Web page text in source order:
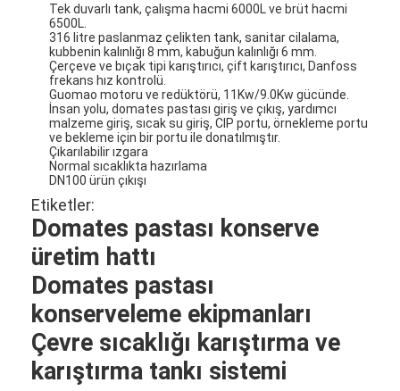
Tek duvarlı tank, çalışma hacmi 6000L ve brüt hacmi
6500L.
316 litre paslanmaz çelikten tank, sanitar cilalama,
kubbenin kalınlığı 8 mm, kabuğun kalınlığı 6 mm.
Çerçeve ve bıçak tipi karıştırıcı, çift karıştırıcı, Danfoss
frekans hız kontrolü.
Guomao motoru ve redüktörü, 11Kw/9.0Kw gücünde.
İnsan yolu, domates pastası giriş ve çıkış, yardımcı
malzeme giriş, sıcak su giriş, CIP portu, örnekleme portu
ve bekleme için bir portu ile donatılmıştır.
Çıkarılabilir ızgara
Normal sıcaklıkta hazırlama
DN100 ürün çıkışı
Etiketler:
Domates pastası konserve
üretim hattı
Domates pastası
konserveleme ekipmanları
Çevre sıcaklığı karıştırma ve
karıştırma tankı sistemi